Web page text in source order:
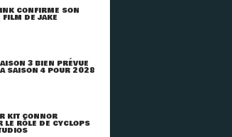
CONFIRME SON
FILM DE JAKE
3 BIEN PRÉVUE
SAISON 4 POUR 2028
KIT CONNOR
LE RÔLE DE CYCLOPS